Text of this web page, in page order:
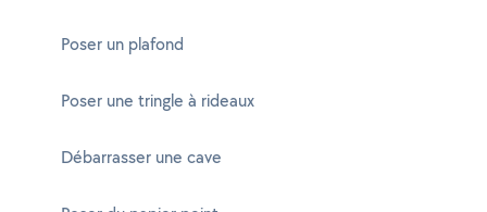
Poser un plafond
Poser une tringle à rideaux
Débarrasser une cave